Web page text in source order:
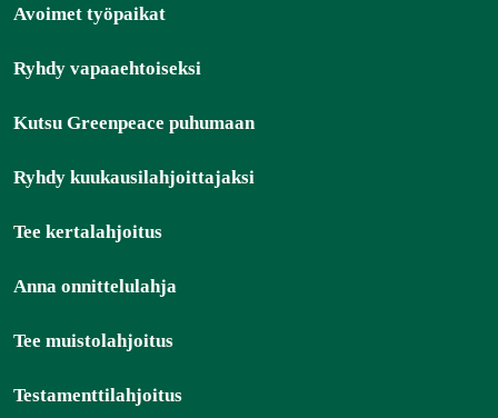
Avoimet työpaikat
Ryhdy vapaaehtoiseksi
Kutsu Greenpeace puhumaan
Ryhdy kuukausilahjoittajaksi
Tee kertalahjoitus
Anna onnittelulahja
Tee muistolahjoitus
Testamenttilahjoitus